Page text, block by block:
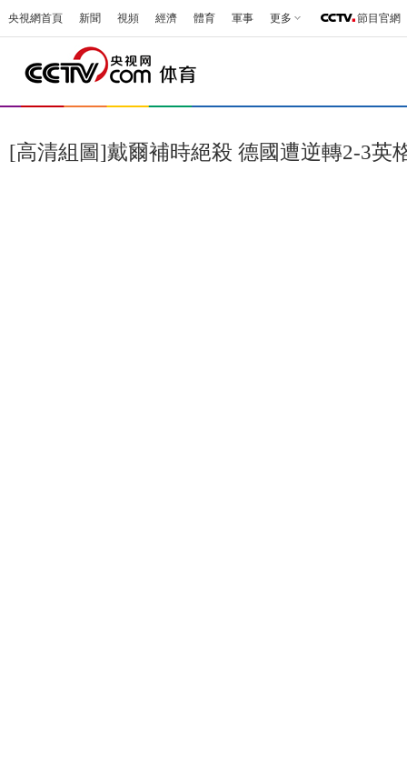
央視網首頁 新聞 視頻 經濟 體育 軍事 更多 節目官網
[高清組圖]戴爾補時絕殺 德國遭逆轉2-3英